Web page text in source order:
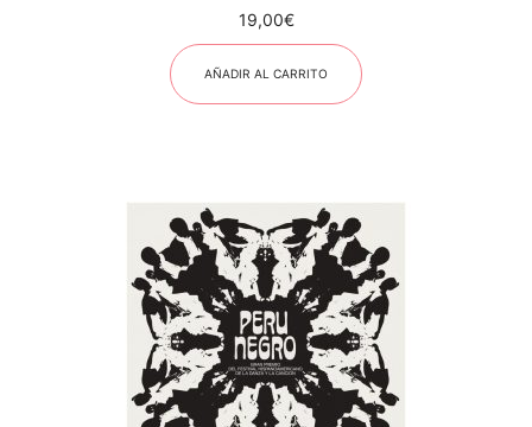
19,00€
AÑADIR AL CARRITO